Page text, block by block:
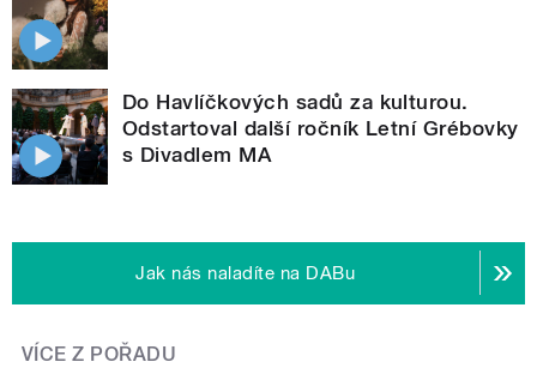
Do Havlíčkových sadů za kulturou.
Odstartoval další ročník Letní Grébovky
s Divadlem MA
Jak nás naladíte na DABu
VÍCE Z POŘADU